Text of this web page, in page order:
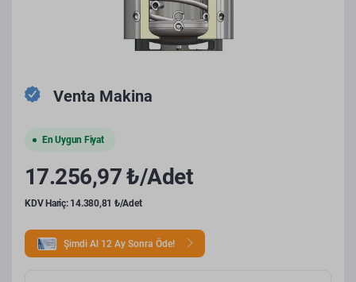
Venta Makina
En Uygun Fiyat
17.256,97 ₺/Adet
KDV Hariç: 14.380,81 ₺/Adet
Şimdi Al 12 Ay Sonra Öde!